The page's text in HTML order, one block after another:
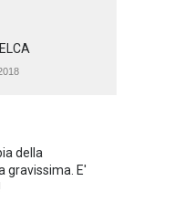
della
gravissima. E'